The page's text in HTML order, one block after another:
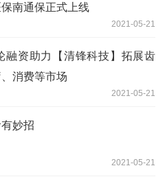
南通保正式上线
2021-05-21
融资助力【清锋科技】拓展齿
消费等市场
2021-05-21
妙招
2021-05-21